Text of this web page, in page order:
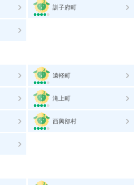
訓子府町
遠軽町
滝上町
西興部村